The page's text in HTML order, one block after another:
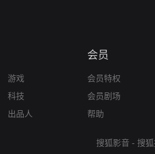
游戏
科技
出品人
会员
会员特权
会员剧场
帮助
搜狐影音 - 搜